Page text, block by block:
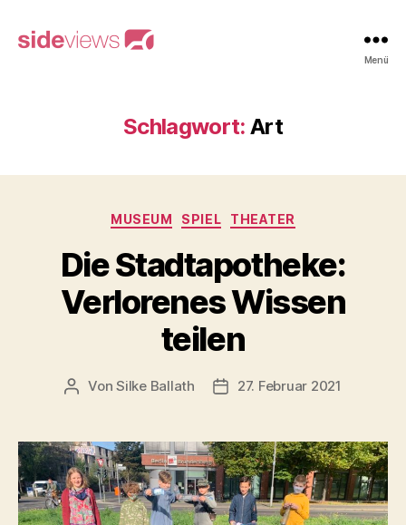
Menü
Schlagwort: Art
Kategorien
MUSEUM SPIEL THEATER
Die Stadtapotheke:
Verlorenes Wissen
teilen
Beitragsautor
VonSilke Ballath Beitragsdatum
27. Februar 2021